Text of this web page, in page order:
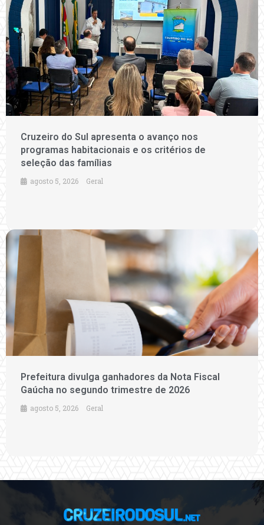
Cruzeiro do Sul apresenta o avanço nos
programas habitacionais e os critérios de
seleção das famílias
agosto 5, 2026 Geral
Prefeitura divulga ganhadores da Nota Fiscal
Gaúcha no segundo trimestre de 2026
agosto 5, 2026 Geral